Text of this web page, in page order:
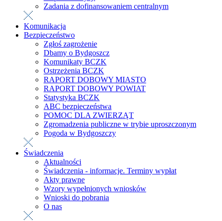
Zadania z dofinansowaniem centralnym
Komunikacja
Bezpieczeństwo
Zgłoś zagrożenie
Dbamy o Bydgoszcz
Komunikaty BCZK
Ostrzeżenia BCZK
RAPORT DOBOWY MIASTO
RAPORT DOBOWY POWIAT
Statystyka BCZK
ABC bezpieczeństwa
POMOC DLA ZWIERZĄT
Zgromadzenia publiczne w trybie uproszczonym
Pogoda w Bydgoszczy
Świadczenia
Aktualności
Świadczenia - informacje. Terminy wypłat
Akty prawne
Wzory wypełnionych wniosków
Wnioski do pobrania
O nas